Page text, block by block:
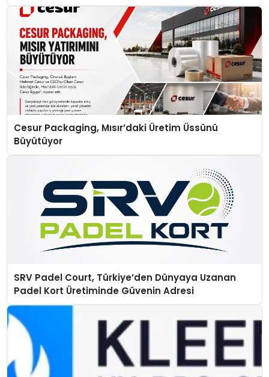
Cesur Packaging, Mısır’daki Üretim Üssünü
Büyütüyor
SRV Padel Court, Türkiye’den Dünyaya Uzanan
Padel Kort Üretiminde Güvenin Adresi